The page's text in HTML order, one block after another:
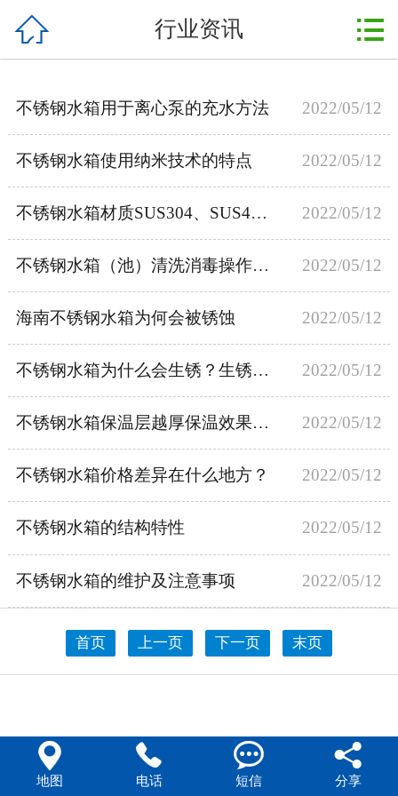
产品展示
新闻动态
案例展示
在线留言
联系我们
 行业资讯 
不锈钢水箱用于离心泵的充水方法 2022/05/12
不锈钢水箱使用纳米技术的特点 2022/05/12
不锈钢水箱材质SUS304、SUS444、SUS316的区别 2022/05/12
不锈钢水箱（池）清洗消毒操作流程 2022/05/12
海南不锈钢水箱为何会被锈蚀 2022/05/12
不锈钢水箱为什么会生锈？生锈了之后怎么办？ 2022/05/12
不锈钢水箱保温层越厚保温效果越好？ 2022/05/12
不锈钢水箱价格差异在什么地方？ 2022/05/12
不锈钢水箱的结构特性 2022/05/12
不锈钢水箱的维护及注意事项 2022/05/12
首页 上一页 下一页 末页

地图

电话

短信

分享